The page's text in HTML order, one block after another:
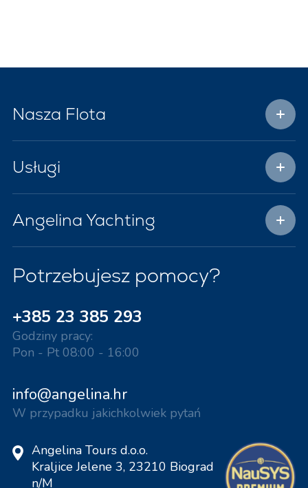
Nasza Flota
Usługi
Angelina Yachting
Potrzebujesz pomocy?
+385 23 385 293
Godziny pracy:
Pon - Pt 08:00 - 16:00
info@angelina.hr
W przypadku jakichkolwiek pytań
Angelina Tours d.o.o.
Kraljice Jelene 3, 23210 Biograd
n/M